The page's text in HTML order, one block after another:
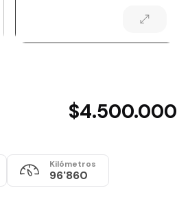
$4.500.000
Kilómetros
96'860